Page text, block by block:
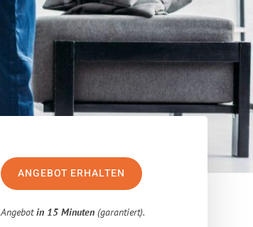
ANGEBOT ERHALTEN
Angebotin 15 Minuten (garantiert).